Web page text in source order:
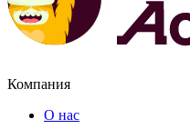
Компания
О нас